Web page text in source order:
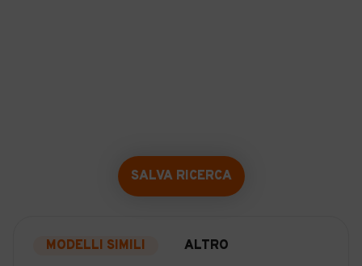
SALVA RICERCA
MODELLI SIMILI ALTRO